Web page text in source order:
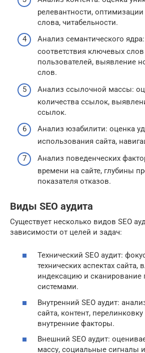
релевантности,
слова, читабельности.
Анализ семантического
соответствия ключевых
пользователей, выявление
слов.
Анализ ссылочной массы:
количества ссылок,
ссылок.
Анализ юзабилити: оценка
использования сайта,
Анализ поведенческих
времени на сайте, глубины
показателя отказов.
Виды SEO аудита
Существует несколько видов SEO
зависимости от целей и задач:
Технический SEO аудит:
технических аспектах
индексацию и
системами.
Внутренний SEO аудит:
сайта, контент, перелинковку
внутренние факторы.
Внешний SEO аудит:
массу, социальные сигналы